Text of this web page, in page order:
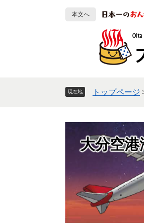
本文へ
現在地 トップページ
大分空